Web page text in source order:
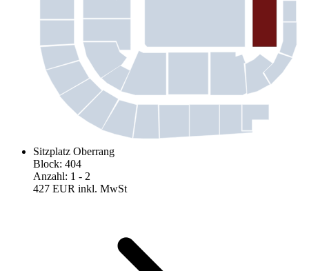
Sitzplatz Oberrang
Block: 404
Anzahl: 1 - 2
427 EUR inkl. MwSt